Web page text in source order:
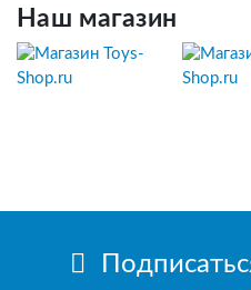
Наш магазин